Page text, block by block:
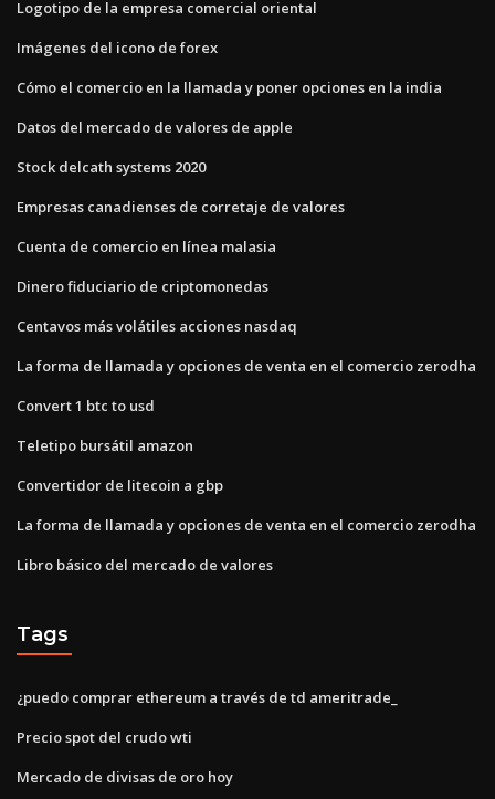
Logotipo de la empresa comercial oriental
Imágenes del icono de forex
Cómo el comercio en la llamada y poner opciones en la india
Datos del mercado de valores de apple
Stock delcath systems 2020
Empresas canadienses de corretaje de valores
Cuenta de comercio en línea malasia
Dinero fiduciario de criptomonedas
Centavos más volátiles acciones nasdaq
La forma de llamada y opciones de venta en el comercio zerodha
Convert 1 btc to usd
Teletipo bursátil amazon
Convertidor de litecoin a gbp
La forma de llamada y opciones de venta en el comercio zerodha
Libro básico del mercado de valores
Tags
¿puedo comprar ethereum a través de td ameritrade_
Precio spot del crudo wti
Mercado de divisas de oro hoy